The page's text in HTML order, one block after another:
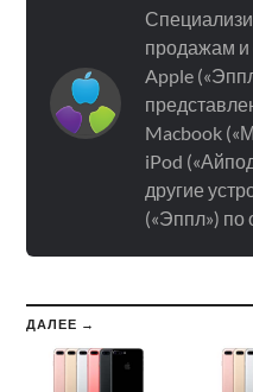
продажам и
Apple
Macbook
iPod
другие
(«Эппл»)
ДАЛЕЕ →